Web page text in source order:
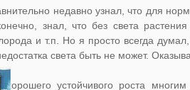
недавно узнал, что для
знал, что без света
и т.п. Но я просто всегда
света быть не может.
хорошего устойчивого роста